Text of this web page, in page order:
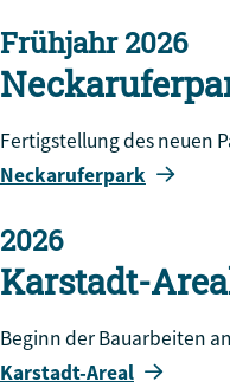
Frühjahr 2026
Fertigstellung des neuen
Neckaruferpark
2026
Karstadt-
Beginn der Bauarbeiten
Karstadt-Areal